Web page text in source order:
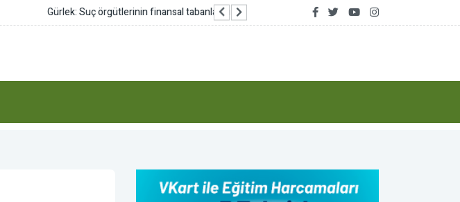
Yumaklı: 81 ilde aile kampları düzenlendi